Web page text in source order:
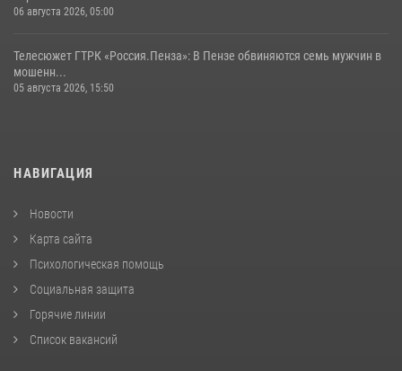
06 августа 2026, 05:00
Телесюжет ГТРК «Россия.Пенза»: В Пензе обвиняются семь мужчин в
мошенн...
05 августа 2026, 15:50
НАВИГАЦИЯ
Новости
Карта сайта
Психологическая помощь
Социальная защита
Горячие линии
Список вакансий